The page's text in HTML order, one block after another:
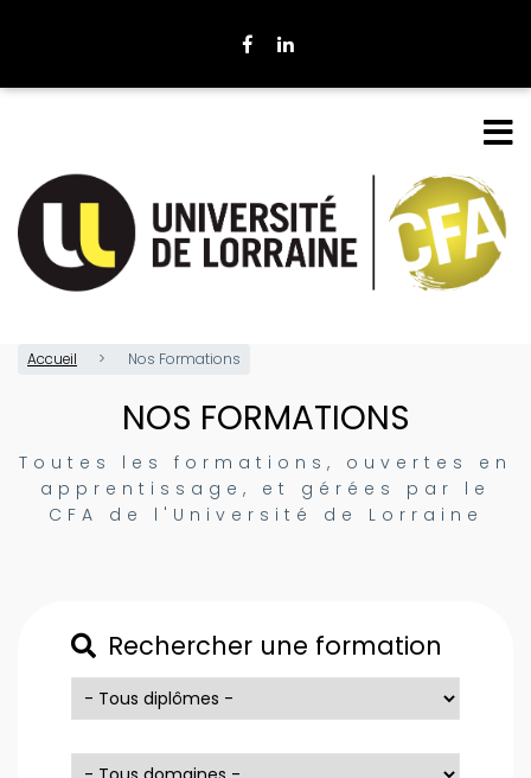
principal
Accueil Nos Formations
NOS FORMATIONS
Toutes les formations, ouvertes en
apprentissage, et gérées par le
CFA de l'Université de Lorraine
Rechercher une formation